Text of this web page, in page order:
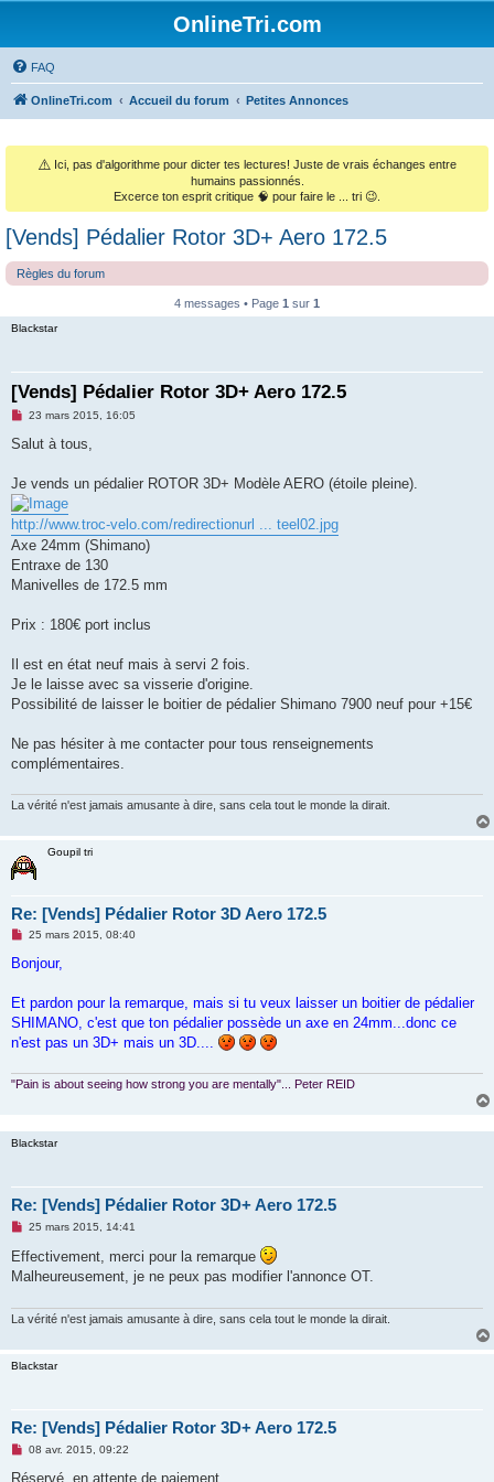
OnlineTri.com
FAQ
OnlineTri.com Accueil du forum Petites Annonces
⚠️ Ici, pas d'algorithme pour dicter tes lectures! Juste de vrais échanges entre
humains passionnés.
Excerce ton esprit critique 🧠 pour faire le ... tri 😉.
[Vends] Pédalier Rotor 3D+ Aero 172.5
Règles du forum
4 messages • Page 1 sur 1
Blackstar
[Vends] Pédalier Rotor 3D+ Aero 172.5
M
s
g
e
n
o
n
l
u
23 mars 2015, 16:05
Salut à tous,
Je vends un pédalier ROTOR 3D+ Modèle AERO (étoile pleine).
http://www.troc-velo.com/redirectionurl ... teel02.jpg
Axe 24mm (Shimano)
Entraxe de 130
Manivelles de 172.5 mm
Prix : 180€ port inclus
Il est en état neuf mais à servi 2 fois.
Je le laisse avec sa visserie d'origine.
Possibilité de laisser le boitier de pédalier Shimano 7900 neuf pour +15€
Ne pas hésiter à me contacter pour tous renseignements
complémentaires.
La vérité n'est jamais amusante à dire, sans cela tout le monde la dirait.
Goupil tri
Re: [Vends] Pédalier Rotor 3D Aero 172.5
M
s
g
e
n
o
u
25 mars 2015, 08:40
Bonjour,
Et pardon pour la remarque, mais si tu veux laisser un boitier de pédalier
SHIMANO, c'est que ton pédalier possède un axe en 24mm...donc ce
n'est pas un 3D+ mais un 3D....
"Pain is about seeing how strong you are mentally"... Peter REID
Blackstar
Re: [Vends] Pédalier Rotor 3D+ Aero 172.5
M
s
s
a
n
u
25 mars 2015, 14:41
Effectivement, merci pour la remarque
Malheureusement, je ne peux pas modifier l'annonce OT.
La vérité n'est jamais amusante à dire, sans cela tout le monde la dirait.
Blackstar
Re: [Vends] Pédalier Rotor 3D+ Aero 172.5
M
s
08 avr. 2015, 09:22
Réservé, en attente de paiement.